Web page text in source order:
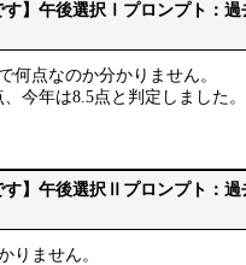
す】午後選択Ⅰプロンプト：
何点なのか分かりません。
今年は8.5点と判定しました。
す】午後選択Ⅱプロンプト：
りません。